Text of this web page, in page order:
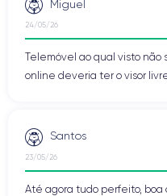
Miguel
24/05/26
Telemóvel ao qual visto não
online deveria ter o visor
Santos
23/05/26
Até agora tudo perfeito, boa